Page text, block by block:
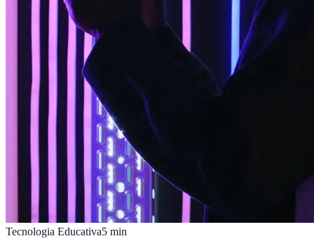
Tecnologia Educativa5 min